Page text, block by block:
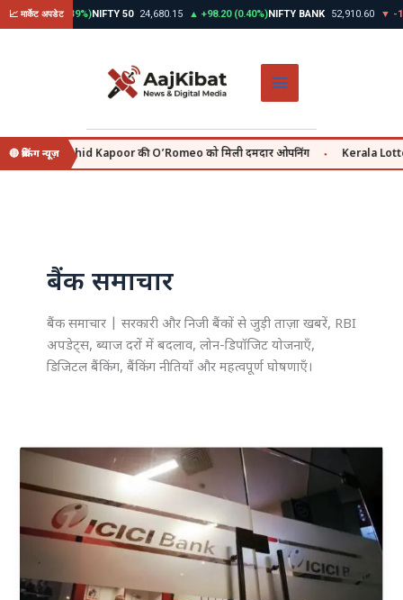
Skip
to
📈 मार्केट अपडेट
+312.45 (0.39%)NIFTY 50 24,680.15 ▲ +98.20 (0.40%)NIFTY BANK 52,910.60 ▼ -
🔴 ब्रेकिंग न्यूज़
वहीं Shahid Kapoor की O’Romeo को मिली दमदार ओपनिंग Kerala
बैंक समाचार
बैंक समाचार | सरकारी और निजी बैंकों से जुड़ी ताज़ा खबरें, RBI
अपडेट्स, ब्याज दरों में बदलाव, लोन-डिपॉजिट योजनाएँ,
डिजिटल बैंकिंग, बैंकिंग नीतियाँ और महत्वपूर्ण घोषणाएँ।